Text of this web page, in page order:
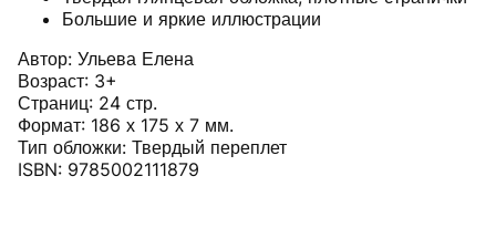
Большие и яркие иллюстрации
Автор: Ульева Елена
Возраст: 3+
Страниц: 24 стр.
Формат: 186 х 175 х 7 мм.
Тип обложки: Твердый переплет
ISBN: 9785002111879